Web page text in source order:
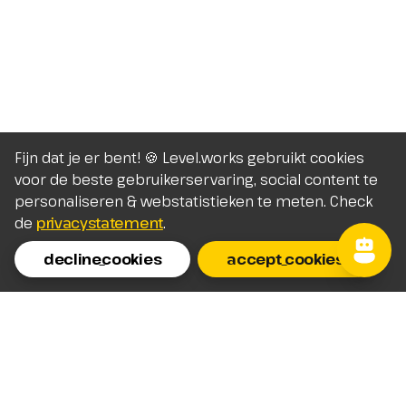
Fijn dat je er bent! 🍪 Level.works gebruikt cookies
voor de beste gebruikerservaring, social content te
personaliseren & webstatistieken te meten. Check
de privacystatement.
decline_cookies
accept_cookies